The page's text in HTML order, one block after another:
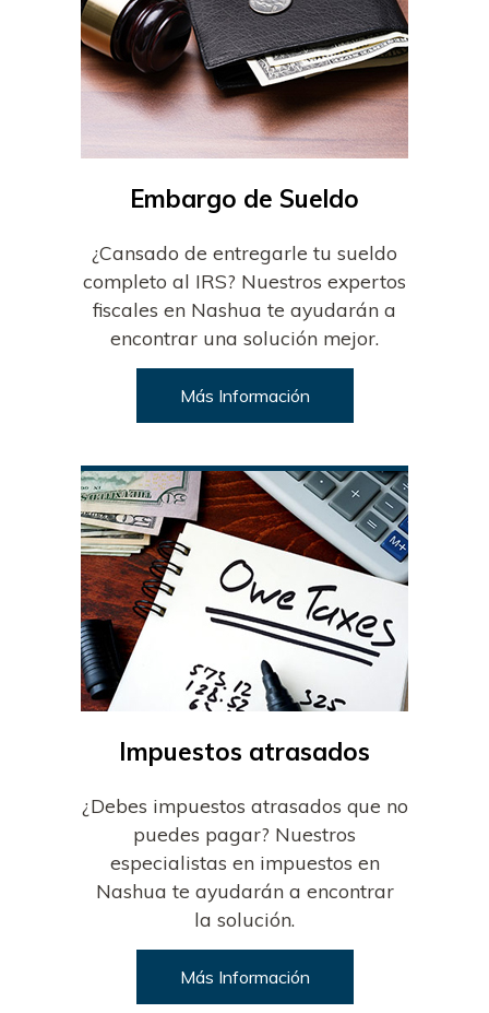
Embargo de Sueldo
¿Cansado de entregarle tu sueldo
completo al IRS? Nuestros expertos
fiscales en Nashua te ayudarán a
encontrar una solución mejor.
Más Información
Impuestos atrasados
¿Debes impuestos atrasados que no
puedes pagar? Nuestros
especialistas en impuestos en
Nashua te ayudarán a encontrar
la solución.
Más Información